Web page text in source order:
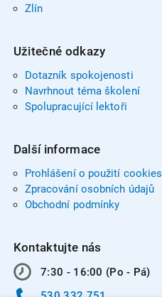
Zlín
Užitečné odkazy
Dotazník spokojenosti
Navrhnout téma školení
Spolupracující lektoři
Další informace
Prohlášení o použití cookies
Zpracování osobních údajů
Obchodní podmínky
Kontaktujte nás
7:30 - 16:00 (Po - Pá)